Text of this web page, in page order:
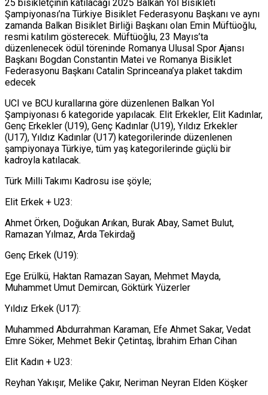
25 bisikletçinin katılacağı 2025 Balkan Yol Bisikleti
Şampiyonası’na Türkiye Bisiklet Federasyonu Başkanı ve aynı
zamanda Balkan Bisiklet Birliği Başkanı olan Emin Müftüoğlu,
resmi katılım gösterecek. Müftüoğlu, 23 Mayıs’ta
düzenlenecek ödül töreninde Romanya Ulusal Spor Ajansı
Başkanı Bogdan Constantin Matei ve Romanya Bisiklet
Federasyonu Başkanı Catalin Sprinceana’ya plaket takdim
edecek
UCI ve BCU kurallarına göre düzenlenen Balkan Yol
Şampiyonası 6 kategoride yapılacak. Elit Erkekler, Elit Kadınlar,
Genç Erkekler (U19), Genç Kadınlar (U19), Yıldız Erkekler
(U17), Yıldız Kadınlar (U17) kategorilerinde düzenlenen
şampiyonaya Türkiye, tüm yaş kategorilerinde güçlü bir
kadroyla katılacak.
Türk Milli Takımı Kadrosu ise şöyle;
Elit Erkek + U23:
Ahmet Örken, Doğukan Arıkan, Burak Abay, Samet Bulut,
Ramazan Yılmaz, Arda Tekirdağ
Genç Erkek (U19):
Ege Erülkü, Haktan Ramazan Sayan, Mehmet Mayda,
Muhammet Umut Demircan, Göktürk Yüzerler
Yıldız Erkek (U17):
Muhammed Abdurrahman Karaman, Efe Ahmet Sakar, Vedat
Emre Söker, Mehmet Bekir Çetintaş, İbrahim Erhan Cihan
Elit Kadın + U23:
Reyhan Yakışır, Melike Çakır, Neriman Neyran Elden Köşker